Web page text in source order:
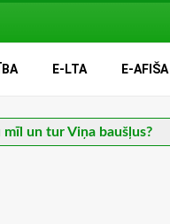
E-LTA E-AFIŠA
un tur Viņa baušļus?